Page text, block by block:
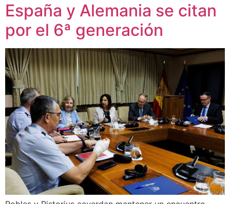
España y Alemania se citan
por el 6ª generación